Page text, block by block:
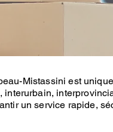
Mistassini est
interurbain,
un service rapide,